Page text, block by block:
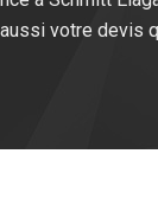
votre devis